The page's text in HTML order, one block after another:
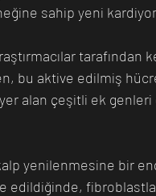
sahip yeni
tarafından
bu aktive edilmiş
alan çeşitli ek
yenilenmesine bir
edildiğinde,